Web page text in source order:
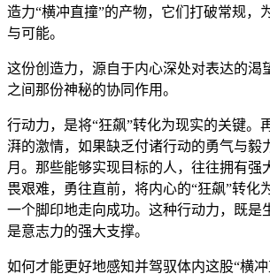
造力“横冲直撞”的产物，它们打破常规，
与可能。
这份创造力，源自于内心深处对表达的渴
之间那份神秘的协同作用。
行动力，是将“狂飙”转化为现实的关键。
湃的激情，如果缺乏付诸行动的勇气与毅
月。那些能够实现目标的人，往往拥有强
畏艰难，勇往直前，将内心的“狂飙”转化
一个脚印地走向成功。这种行动力，既是
是意志力的强大支撑。
如何才能更好地感知并驾驭体内这股“横